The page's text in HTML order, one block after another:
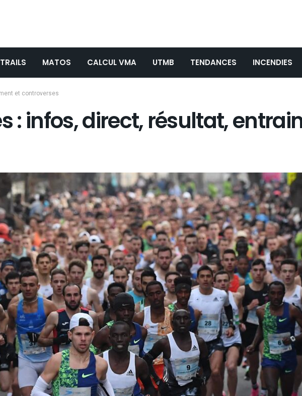
MATOS CALCUL VMA UTMB TENDANCES INCENDIES
et controverses
: infos, direct, résultat,